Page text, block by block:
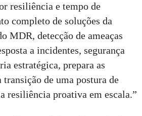
resiliência e tempo de
completo de soluções da
MDR, detecção de ameaças
a incidentes, segurança
estratégica, prepara as
transição de uma postura de
resiliência proativa em escala.”